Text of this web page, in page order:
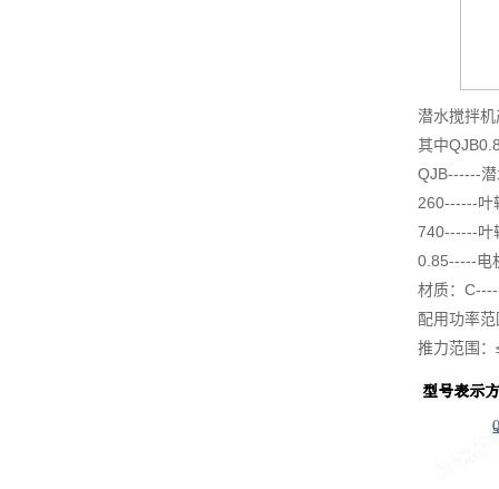
潜水搅拌
其中
QJB------
260------叶
740------叶
0.85-----电
材质：
配用功率
推力范围